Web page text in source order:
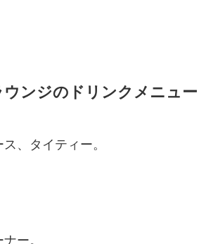
ウンジのドリンクメニュー
、タイティー。
ー。